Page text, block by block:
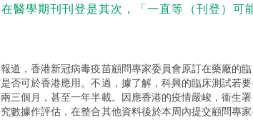
醫學期刊刊登是其次，「一直等（刊登）可
道，香港新冠病毒疫苗顧問專家委員會原訂在藥廠的
否可於香港應用。不過，據了解，科興的臨床測試若
三個月，甚至一年半載。因應香港的疫情嚴峻，衞生
數據作評估，在整合其他資料後於本周內提交顧問專